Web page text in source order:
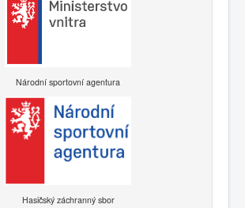
Národní sportovní agentura
Hasičský záchranný sbor